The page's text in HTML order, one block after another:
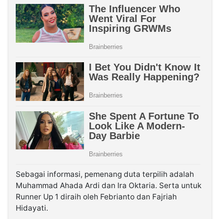
Sebagai informasi, pemenang duta terpilih adalah
Muhammad Ahada Ardi dan Ira Oktaria. Serta untuk
Runner Up 1 diraih oleh Febrianto dan Fajriah
Hidayati.